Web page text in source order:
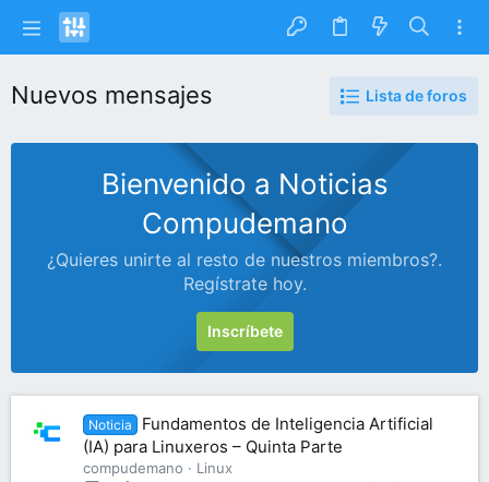
Nuevos mensajes Lista de foros
Bienvenido a Noticias
Compudemano
¿Quieres unirte al resto de nuestros miembros?.
Regístrate hoy.
Inscríbete
Noticia
Fundamentos de Inteligencia Artificial
(IA) para Linuxeros – Quinta Parte
compudemano
Linux